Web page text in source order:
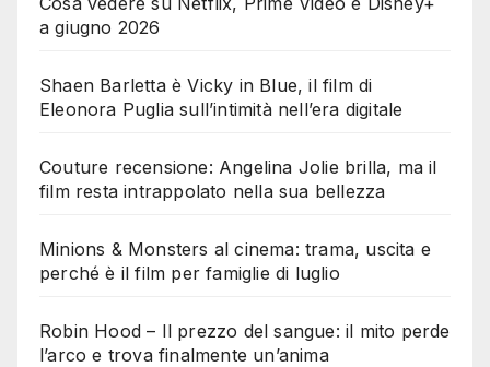
a giugno 2026
Shaen Barletta è Vicky in Blue, il film di
Eleonora Puglia sull’intimità nell’era digitale
Couture recensione: Angelina Jolie brilla, ma il
film resta intrappolato nella sua bellezza
Minions & Monsters al cinema: trama, uscita e
perché è il film per famiglie di luglio
Robin Hood – Il prezzo del sangue: il mito perde
l’arco e trova finalmente un’anima